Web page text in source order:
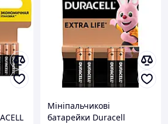
Мініпальчикові
батарейки Duracell